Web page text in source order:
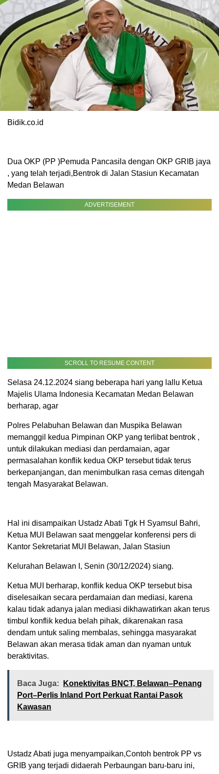
Bidik.co.id
Dua OKP (PP )Pemuda Pancasila dengan OKP GRIB jaya
, yang telah terjadi,Bentrok di Jalan Stasiun Kecamatan
Medan Belawan
ADVERTISEMENT
SCROLL TO RESUME CONTENT
Selasa 24.12.2024 siang beberapa hari yang lallu Ketua
Majelis Ulama Indonesia Kecamatan Medan Belawan
berharap, agar
Polres Pelabuhan Belawan dan Muspika Belawan
memanggil kedua Pimpinan OKP yang terlibat bentrok ,
untuk dilakukan mediasi dan perdamaian, agar
permasalahan konflik kedua OKP tersebut tidak terus
berkepanjangan, dan menimbulkan rasa cemas ditengah
tengah Masyarakat Belawan.
Hal ini disampaikan Ustadz Abati Tgk H Syamsul Bahri,
Ketua MUI Belawan saat menggelar konferensi pers di
Kantor Sekretariat MUI Belawan, Jalan Stasiun
Kelurahan Belawan I, Senin (30/12/2024) siang.
Ketua MUI berharap, konflik kedua OKP tersebut bisa
diselesaikan secara perdamaian dan mediasi, karena
kalau tidak adanya jalan mediasi dikhawatirkan akan terus
timbul konflik kedua belah pihak, dikarenakan rasa
dendam untuk saling membalas, sehingga masyarakat
Belawan akan merasa tidak aman dan nyaman untuk
beraktivitas.
Baca Juga:
Konektivitas BNCT, Belawan–Penang
Port–Perlis Inland Port Perkuat Rantai Pasok
Kawasan
Ustadz Abati juga menyampaikan,Contoh bentrok PP vs
GRIB yang terjadi didaerah Perbaungan baru-baru ini,